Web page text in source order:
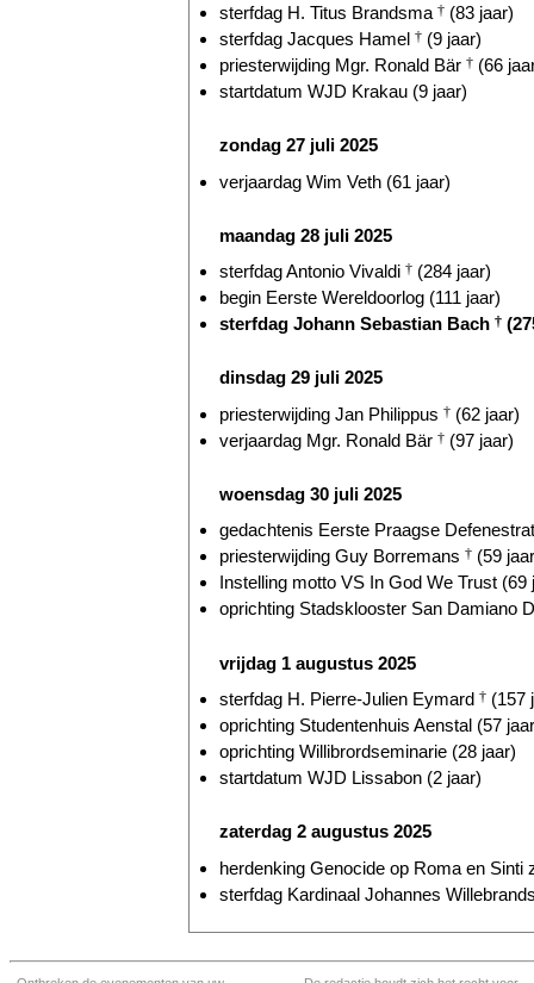
sterfdag H. Titus Brandsma † (83 jaar)
sterfdag Jacques Hamel † (9 jaar)
priesterwijding Mgr. Ronald Bär † (66
startdatum WJD Krakau (9 jaar)
zondag 27 juli 2025
verjaardag Wim Veth (61 jaar)
maandag 28 juli 2025
sterfdag Antonio Vivaldi † (284 jaar)
begin Eerste Wereldoorlog (111 jaar)
sterfdag Johann Sebastian Bach †
dinsdag 29 juli 2025
priesterwijding Jan Philippus † (62 jaar)
verjaardag Mgr. Ronald Bär † (97 jaar)
woensdag 30 juli 2025
gedachtenis Eerste Praagse
priesterwijding Guy Borremans † (59
Instelling motto VS In God We Trust (69
oprichting Stadsklooster San Damiano
vrijdag 1 augustus 2025
sterfdag H. Pierre-Julien Eymard † (157
oprichting Studentenhuis Aenstal (57
oprichting Willibrordseminarie (28 jaar)
startdatum WJD Lissabon (2 jaar)
zaterdag 2 augustus 2025
herdenking Genocide op Roma en Sinti
sterfdag Kardinaal Johannes